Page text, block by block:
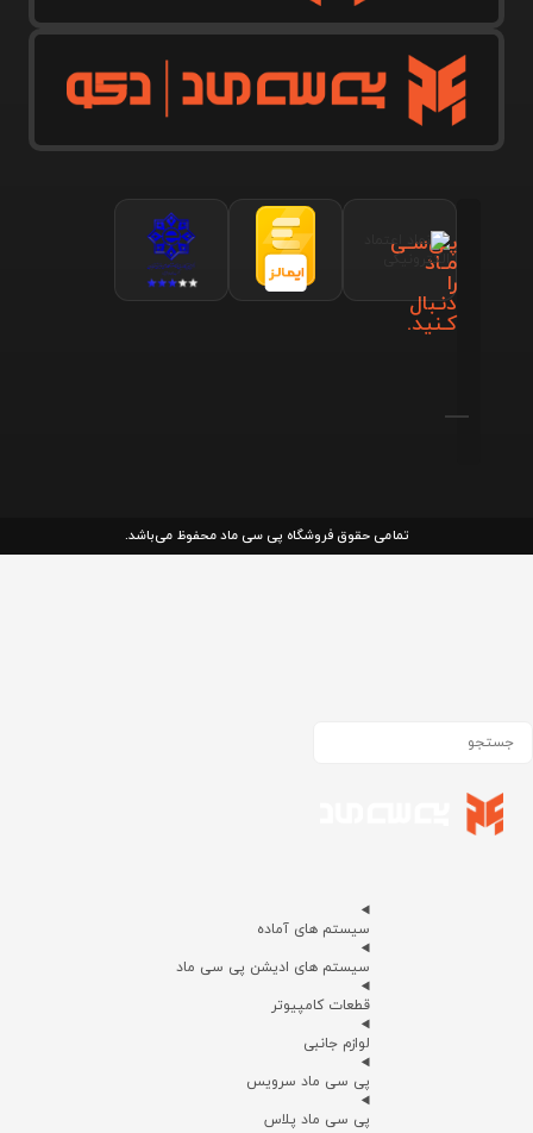
پـی‌سـی
مـاد
را
دنـبال
کـنید.
تمامی حقوق فروشگاه پی سی ماد محفوظ می‌باشد.
سیستم های آماده
سیستم های ادیشن پی سی ماد
قطعات کامپیوتر
لوازم جانبی
پی سی ماد سرویس
پی سی ماد پلاس